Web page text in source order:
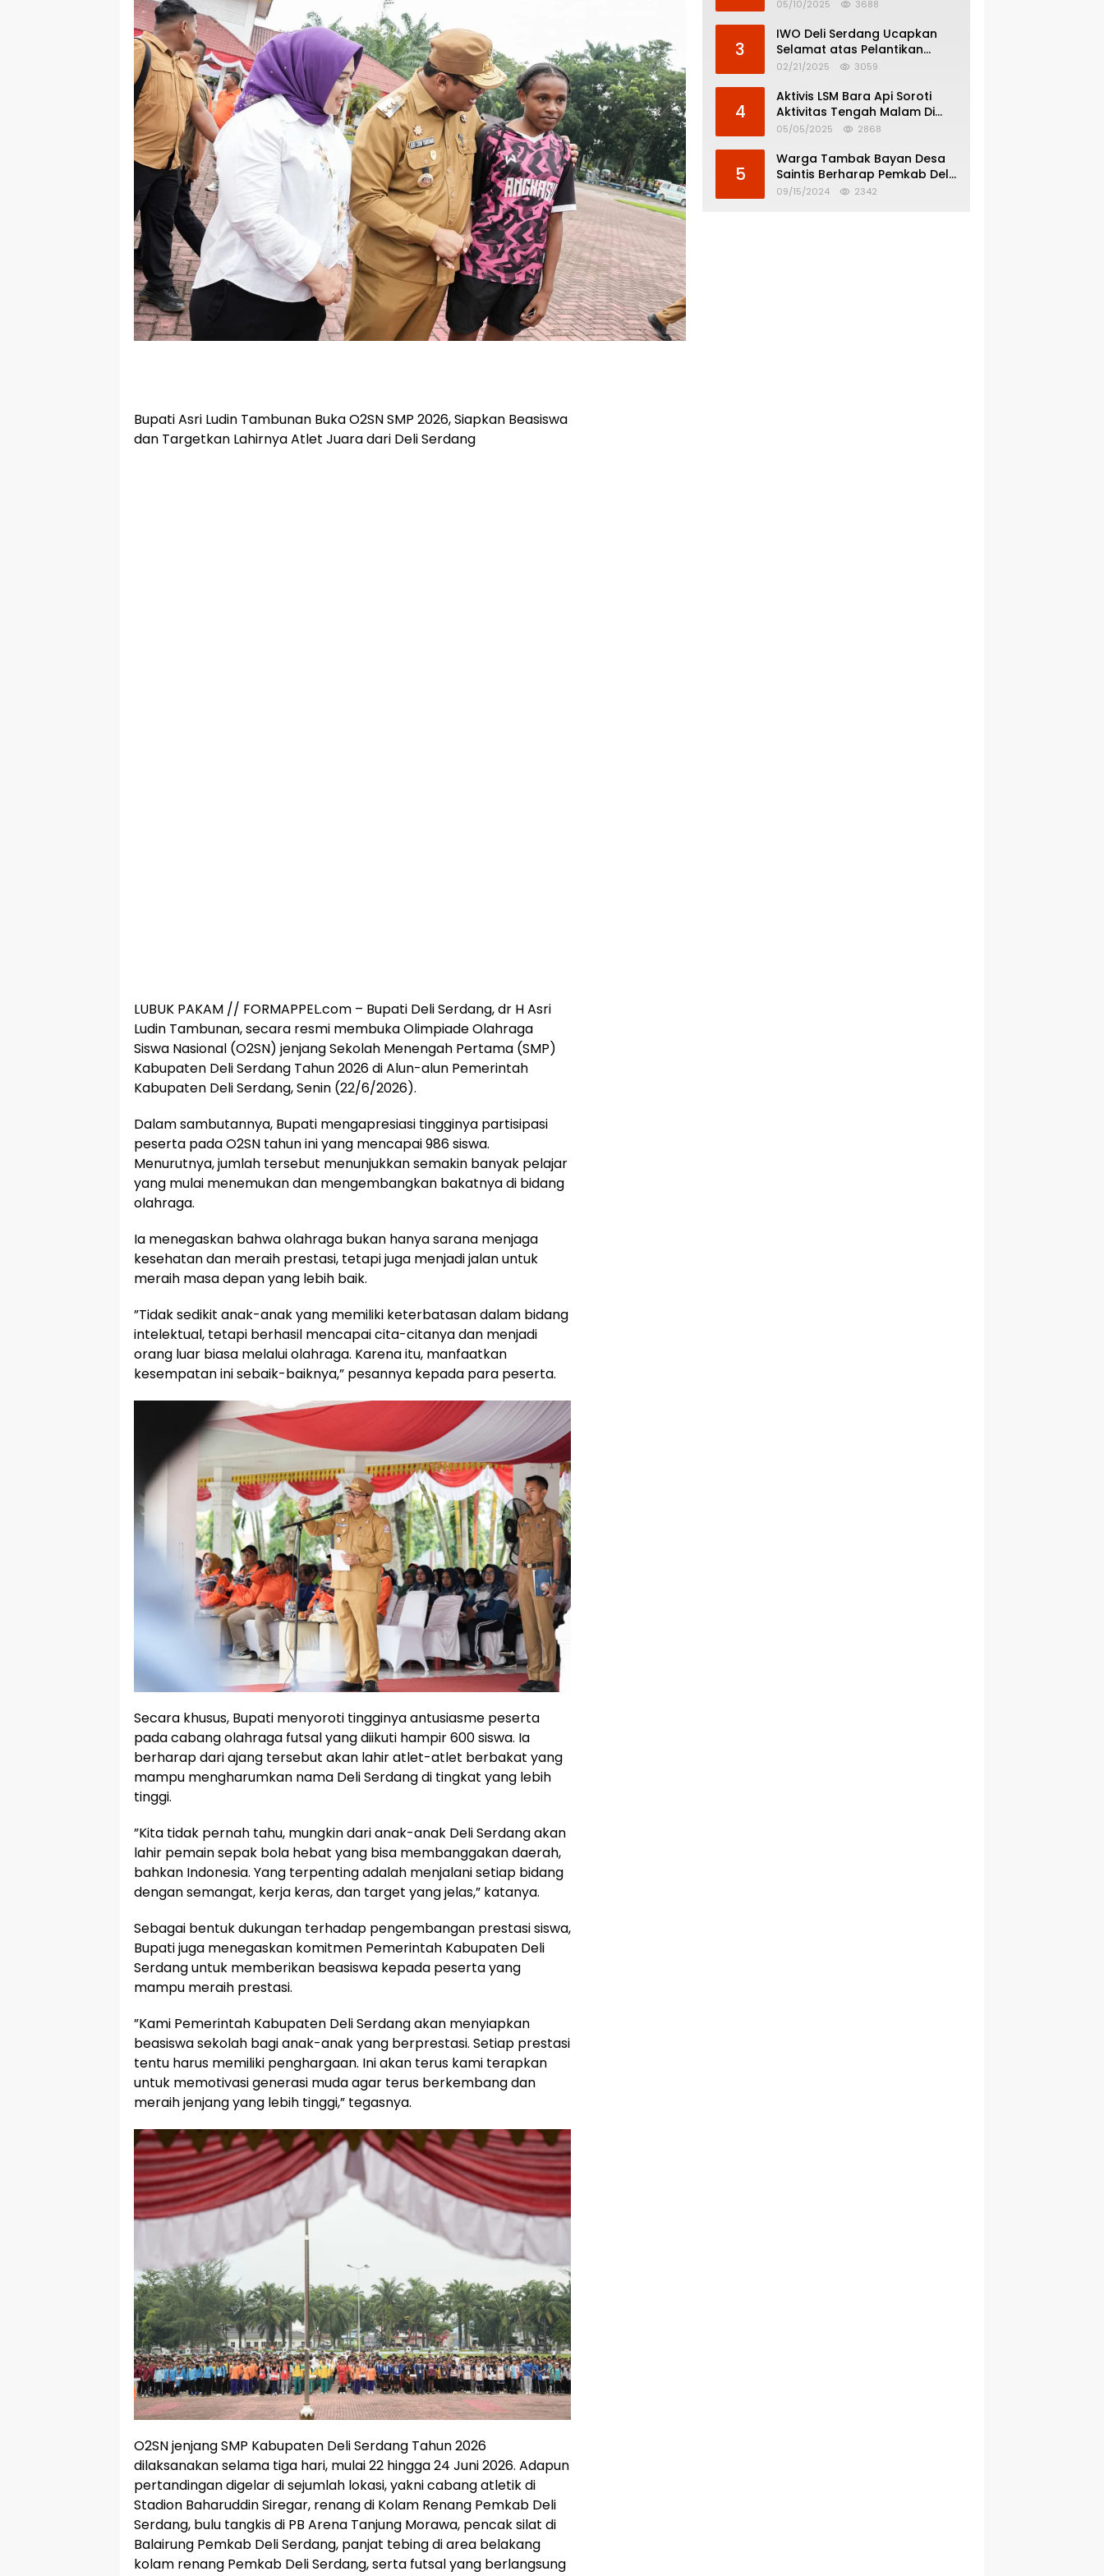
Bupati Asri Ludin Tambunan Buka O2SN SMP 2026, Siapkan Beasiswa
dan Targetkan Lahirnya Atlet Juara dari Deli Serdang
LUBUK PAKAM // FORMAPPEL.com – Bupati Deli Serdang, dr H Asri
Ludin Tambunan, secara resmi membuka Olimpiade Olahraga
Siswa Nasional (O2SN) jenjang Sekolah Menengah Pertama (SMP)
Kabupaten Deli Serdang Tahun 2026 di Alun-alun Pemerintah
Kabupaten Deli Serdang, Senin (22/6/2026).
‎Dalam sambutannya, Bupati mengapresiasi tingginya partisipasi
peserta pada O2SN tahun ini yang mencapai 986 siswa.
Menurutnya, jumlah tersebut menunjukkan semakin banyak pelajar
yang mulai menemukan dan mengembangkan bakatnya di bidang
olahraga.
‎Ia menegaskan bahwa olahraga bukan hanya sarana menjaga
kesehatan dan meraih prestasi, tetapi juga menjadi jalan untuk
meraih masa depan yang lebih baik.
‎”Tidak sedikit anak-anak yang memiliki keterbatasan dalam bidang
intelektual, tetapi berhasil mencapai cita-citanya dan menjadi
orang luar biasa melalui olahraga. Karena itu, manfaatkan
kesempatan ini sebaik-baiknya,” pesannya kepada para peserta.
‎Secara khusus, Bupati menyoroti tingginya antusiasme peserta
pada cabang olahraga futsal yang diikuti hampir 600 siswa. Ia
berharap dari ajang tersebut akan lahir atlet-atlet berbakat yang
mampu mengharumkan nama Deli Serdang di tingkat yang lebih
tinggi.
‎”Kita tidak pernah tahu, mungkin dari anak-anak Deli Serdang akan
lahir pemain sepak bola hebat yang bisa membanggakan daerah,
bahkan Indonesia. Yang terpenting adalah menjalani setiap bidang
dengan semangat, kerja keras, dan target yang jelas,” katanya.
‎Sebagai bentuk dukungan terhadap pengembangan prestasi siswa,
Bupati juga menegaskan komitmen Pemerintah Kabupaten Deli
Serdang untuk memberikan beasiswa kepada peserta yang
mampu meraih prestasi.
‎”Kami Pemerintah Kabupaten Deli Serdang akan menyiapkan
beasiswa sekolah bagi anak-anak yang berprestasi. Setiap prestasi
tentu harus memiliki penghargaan. Ini akan terus kami terapkan
untuk memotivasi generasi muda agar terus berkembang dan
meraih jenjang yang lebih tinggi,” tegasnya.
‎O2SN jenjang SMP Kabupaten Deli Serdang Tahun 2026
dilaksanakan selama tiga hari, mulai 22 hingga 24 Juni 2026. Adapun
pertandingan digelar di sejumlah lokasi, yakni cabang atletik di
Stadion Baharuddin Siregar, renang di Kolam Renang Pemkab Deli
Serdang, bulu tangkis di PB Arena Tanjung Morawa, pencak silat di
Balairung Pemkab Deli Serdang, panjat tebing di area belakang
kolam renang Pemkab Deli Serdang, serta futsal yang berlangsung
05/10/2025 3688
3
IWO Deli Serdang Ucapkan
Selamat atas Pelantikan
Bupati dan Wakil Bupati Deli
02/21/2025 3059
4
Aktivis LSM Bara Api Soroti
Aktivitas Tengah Malam Di
SPBU 14.213.228 Bandar Tinggi
05/05/2025 2868
5
Warga Tambak Bayan Desa
Saintis Berharap Pemkab Deli
Serdang Atasi Banjir
09/15/2024 2342